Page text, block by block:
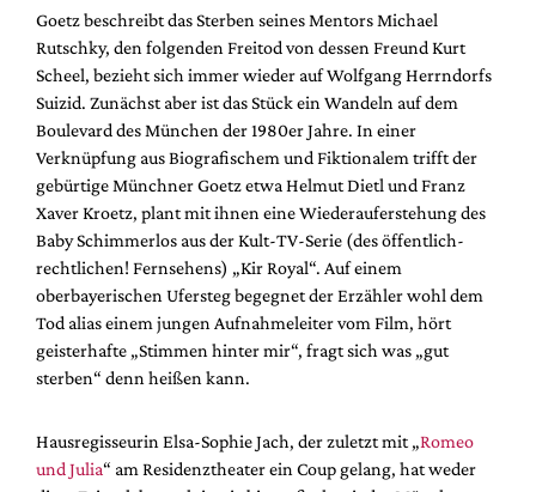
Goetz beschreibt das Sterben seines Mentors Michael
Rutschky, den folgenden Freitod von dessen Freund Kurt
Scheel, bezieht sich immer wieder auf Wolfgang Herrndorfs
Suizid. Zunächst aber ist das Stück ein Wandeln auf dem
Boulevard des München der 1980er Jahre. In einer
Verknüpfung aus Biografischem und Fiktionalem trifft der
gebürtige Münchner Goetz etwa Helmut Dietl und Franz
Xaver Kroetz, plant mit ihnen eine Wiederauferstehung des
Baby Schimmerlos aus der Kult-TV-Serie (des öffentlich-
rechtlichen! Fernsehens) „Kir Royal“. Auf einem
oberbayerischen Ufersteg begegnet der Erzähler wohl dem
Tod alias einem jungen Aufnahmeleiter vom Film, hört
geisterhafte „Stimmen hinter mir“, fragt sich was „gut
sterben“ denn heißen kann.
Hausregisseurin Elsa-Sophie Jach, der zuletzt mit „Romeo
und Julia“ am Residenztheater ein Coup gelang, hat weder